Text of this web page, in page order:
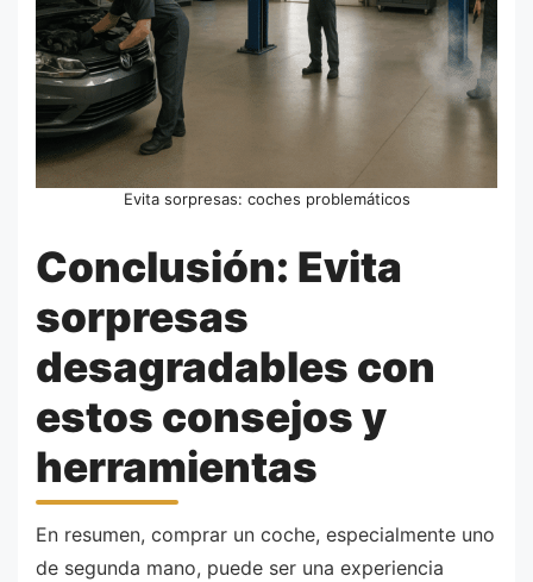
Evita sorpresas: coches problemáticos
Conclusión: Evita
sorpresas
desagradables con
estos consejos y
herramientas
En resumen, comprar un coche, especialmente uno
de segunda mano, puede ser una experiencia